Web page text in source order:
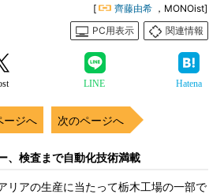
[ 齊藤由希 ，MONOist]
PC用表示
関連情報
LINE Hatena
ージへ 次のページへ
、検査まで自動化技術満載
リアの生産に当たって栃木工場の一部で